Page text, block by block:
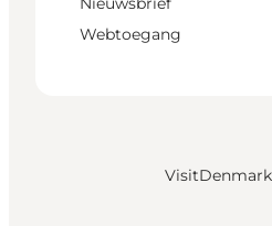
Webtoegang